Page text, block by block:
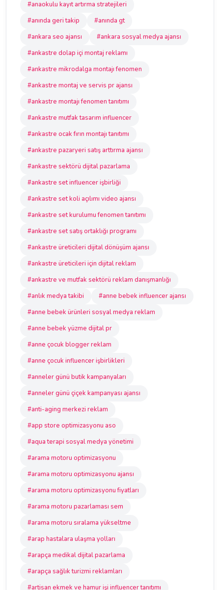
#anaokulu kayıt artırma stratejileri
#anında geri takip
#anında gt
#ankara seo ajansı
#ankara sosyal medya ajansı
#ankastre dolap içi montaj reklamı
#ankastre mikrodalga montajı fenomen
#ankastre montaj ve servis pr ajansı
#ankastre montajı fenomen tanıtımı
#ankastre mutfak tasarım influencer
#ankastre ocak fırın montajı tanıtımı
#ankastre pazaryeri satış arttırma ajansı
#ankastre sektörü dijital pazarlama
#ankastre set influencer işbirliği
#ankastre set koli açılımı video ajansı
#ankastre set kurulumu fenomen tanıtımı
#ankastre set satış ortaklığı programı
#ankastre üreticileri dijital dönüşüm ajansı
#ankastre üreticileri için dijital reklam
#ankastre ve mutfak sektörü reklam danışmanlığı
#anlık medya takibi
#anne bebek influencer ajansı
#anne bebek ürünleri sosyal medya reklam
#anne bebek yüzme dijital pr
#anne çocuk blogger reklam
#anne çocuk influencer işbirlikleri
#anneler günü butik kampanyaları
#anneler günü çiçek kampanyası ajansı
#anti-aging merkezi reklam
#app store optimizasyonu aso
#aqua terapi sosyal medya yönetimi
#arama motoru optimizasyonu
#arama motoru optimizasyonu ajansı
#arama motoru optimizasyonu fiyatları
#arama motoru pazarlaması sem
#arama motoru sıralama yükseltme
#arap hastalara ulaşma yolları
#arapça medikal dijital pazarlama
#arapça sağlık turizmi reklamları
#artisan ekmek ve hamur işi influencer tanıtımı